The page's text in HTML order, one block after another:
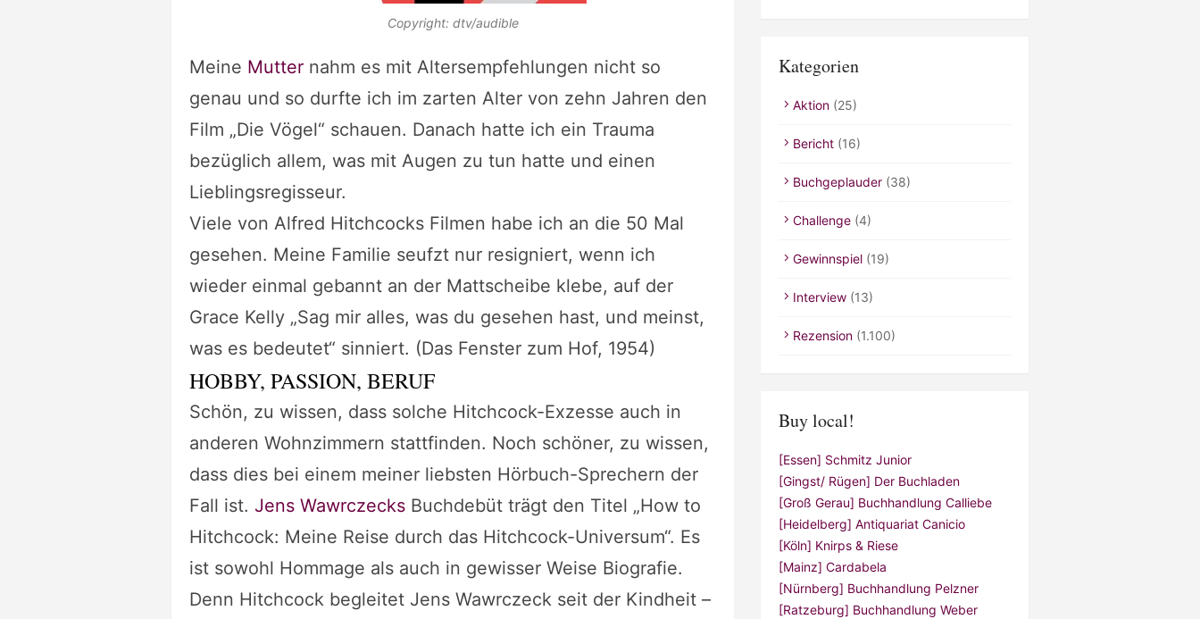
Copyright: dtv/audible
Meine Mutter nahm es mit Altersempfehlungen nicht so
genau und so durfte ich im zarten Alter von zehn Jahren den
Film „Die Vögel“ schauen. Danach hatte ich ein Trauma
bezüglich allem, was mit Augen zu tun hatte und einen
Lieblingsregisseur.
Viele von Alfred Hitchcocks Filmen habe ich an die 50 Mal
gesehen. Meine Familie seufzt nur resigniert, wenn ich
wieder einmal gebannt an der Mattscheibe klebe, auf der
Grace Kelly „Sag mir alles, was du gesehen hast, und meinst,
was es bedeutet“ sinniert. (Das Fenster zum Hof, 1954)
HOBBY, PASSION, BERUF
Schön, zu wissen, dass solche Hitchcock-Exzesse auch in
anderen Wohnzimmern stattfinden. Noch schöner, zu wissen,
dass dies bei einem meiner liebsten Hörbuch-Sprechern der
Fall ist. Jens Wawrczecks Buchdebüt trägt den Titel „How to
Hitchcock: Meine Reise durch das Hitchcock-Universum“. Es
ist sowohl Hommage als auch in gewisser Weise Biografie.
Denn Hitchcock begleitet Jens Wawrczeck seit der Kindheit –
Kategorien
Aktion (25)
Bericht (16)
Buchgeplauder (38)
Challenge (4)
Gewinnspiel (19)
Interview (13)
Rezension (1.100)
Buy local!
[Essen] Schmitz Junior
[Gingst/ Rügen] Der Buchladen
[Groß Gerau] Buchhandlung Calliebe
[Heidelberg] Antiquariat Canicio
[Köln] Knirps & Riese
[Mainz] Cardabela
[Nürnberg] Buchhandlung Pelzner
[Ratzeburg] Buchhandlung Weber